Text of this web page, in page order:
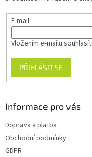
E-mail
Vložením e-mailu
PŘIHLÁSIT SE
Informace pro vás
Doprava a platba
Obchodní podmínky
GDPR